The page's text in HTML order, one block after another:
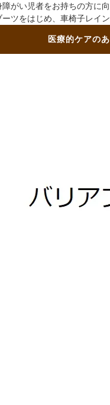
がい児者をお持ちの方
ツをはじめ、車椅子レイ
医療的ケアの